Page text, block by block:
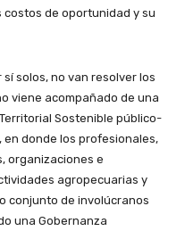
costos de oportunidad y su
solos, no van resolver los
viene acompañado de una
Sostenible público-
en donde los profesionales,
organizaciones e
agropecuarias y
conjunto de involúcranos
una Gobernanza